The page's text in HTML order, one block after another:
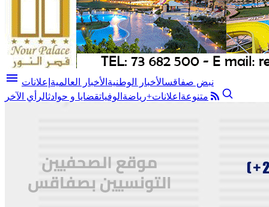
menu نبض صفاقسالأخبار الوطنية الأخبار العالمية إعلانات
متنوعة اعلانات+رياضة الوفياتقضايا و حوادثالرأي الآخر